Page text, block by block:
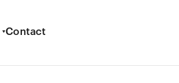
Contact